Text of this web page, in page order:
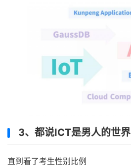
3、都说ICT是男人的世界
直到看了考生性别比例